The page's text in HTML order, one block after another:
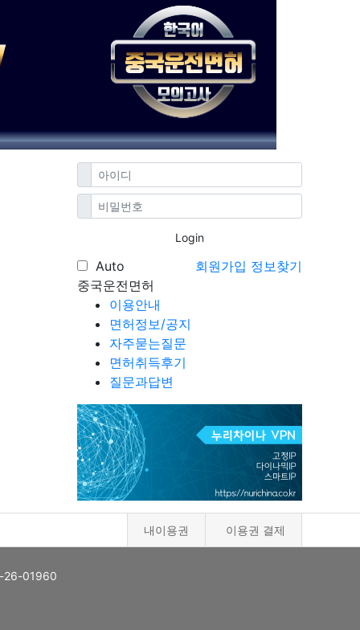
Login
Auto 회원가입 정보찾기
중국운전면허
이용안내
면허정보/공지
자주묻는질문
면허취득후기
질문과답변
내이용권 이용권 결제
26-01960